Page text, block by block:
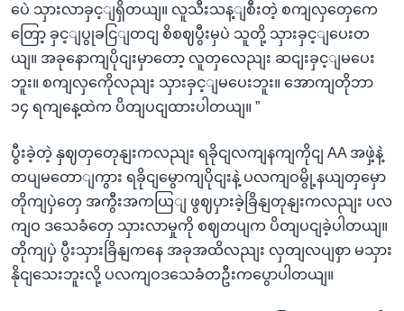
ပေဲ သှားလာခှင့ျရှိတယျ။ လူသီးသန့ျစီးတဲ့ စကျလှတှေကေ
တြော့ ခှင့ျပွုခငြျတငျ စိစဈပွီးမှပဲ သူတို့ သှားခှင့ျပေးတ
ယျ။ အခုနောကျပိုငျးမှာတော့ လူတှလေညျး ဆငျးခှင့ျမပေး
ဘူး။ စကျလှကေိုလညျး သှားခှင့ျမပေးဘူး။ အောကျတိုဘာ
၁၄ ရကျနေ့ထဲက ပိတျပငျထားပါတယျ။ ”
ပွီးခဲ့တဲ့ နှဈတှတေုနျးကလညျး ရခိုငျလကျနကျကိုငျ AA အဖှဲ့နဲ့
တပျမတောျကွား ရခိုငျမွောကျပိုငျးနဲ့ ပလကျဝမွို့နယျတှမှော
တိုကျပှဲတှေ အကွီးအကယြျ ဖွဈပှားခဲ့ခြိနျတုနျးကလညျး ပလ
ကျဝ ဒသေခံတှေ သှားလာမှုကို စဈတပျက ပိတျပငျခဲ့ပါတယျ။
တိုကျပှဲ ပွီးသှားခြိနျကနေ အခုအထိလညျး လှတျလပျစှာ မသှား
နိုငျသေးဘူးလို့ ပလကျဝဒသေခံတဦးကပွောပါတယျ။